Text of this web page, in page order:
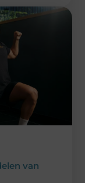
van